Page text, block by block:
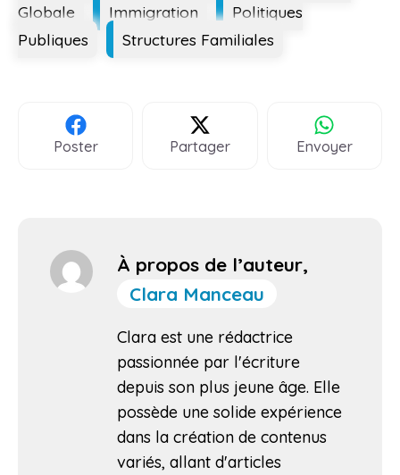
Globale
Immigration
Politiques
Publiques
Structures Familiales
Poster Partager Envoyer
À propos de l’auteur,
Clara Manceau
Clara est une rédactrice
passionnée par l'écriture
depuis son plus jeune âge. Elle
possède une solide expérience
dans la création de contenus
variés, allant d'articles